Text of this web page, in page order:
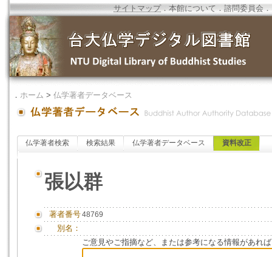
サイトマップ．本館について ．諮問委員会 ．
． ホーム > 仏学著者データベース
仏学著者検索 検索結果 仏学著者データベース 資料改正
張以群
著者番号48769
別名：
ご意見やご指摘など、または参考になる情報があれ